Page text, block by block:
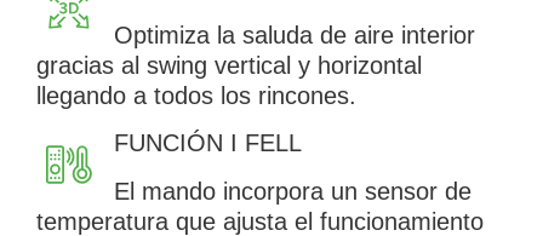
Optimiza la saluda de aire interior
gracias al swing vertical y horizontal
llegando a todos los rincones.
FUNCIÓN I FELL
El mando incorpora un sensor de
temperatura que ajusta el funcionamiento